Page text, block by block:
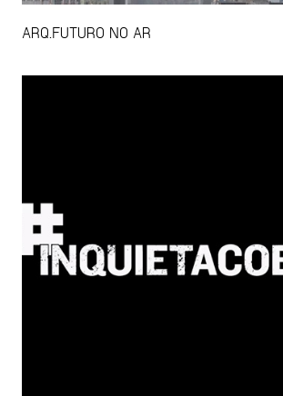
ARQ.FUTURO NO AR